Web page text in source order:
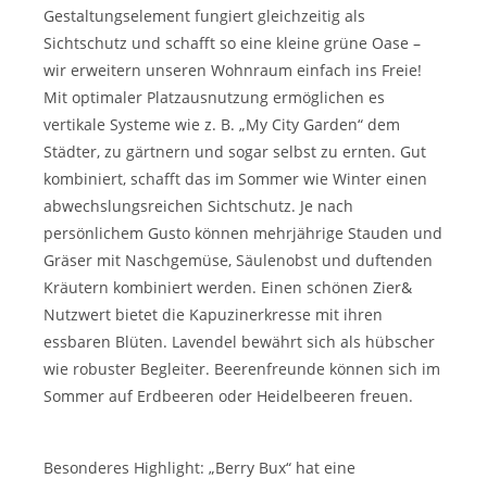
Gestaltungselement fungiert gleichzeitig als
Sichtschutz und schafft so eine kleine grüne Oase –
wir erweitern unseren Wohnraum einfach ins Freie!
Mit optimaler Platzausnutzung ermöglichen es
vertikale Systeme wie z. B. „My City Garden“ dem
Städter, zu gärtnern und sogar selbst zu ernten. Gut
kombiniert, schafft das im Sommer wie Winter einen
abwechslungsreichen Sichtschutz. Je nach
persönlichem Gusto können mehrjährige Stauden und
Gräser mit Naschgemüse, Säulenobst und duftenden
Kräutern kombiniert werden. Einen schönen Zier&
Nutzwert bietet die Kapuzinerkresse mit ihren
essbaren Blüten. Lavendel bewährt sich als hübscher
wie robuster Begleiter. Beerenfreunde können sich im
Sommer auf Erdbeeren oder Heidelbeeren freuen.
Besonderes Highlight: „Berry Bux“ hat eine